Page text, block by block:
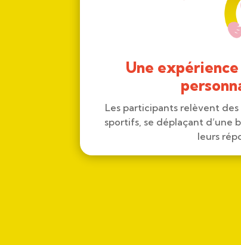
Une
Les participants relèvent
sportifs, se déplaçant d’une
leurs